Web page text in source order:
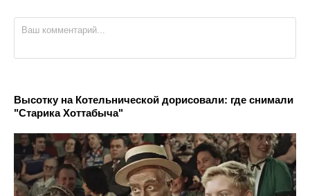
Высотку на Котельнической дорисовали: где снимали
"Старика Хоттабыча"